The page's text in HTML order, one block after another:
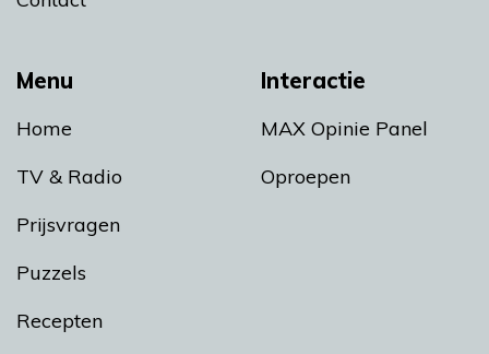
Menu
Home
TV & Radio
Prijsvragen
Puzzels
Recepten
Interactie
MAX Opinie Panel
Oproepen